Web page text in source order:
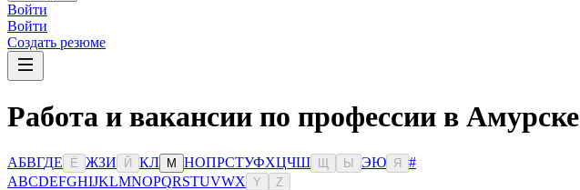
Войти
Войти
Создать резюме
Работа и вакансии по профессии в Амурске
АБВГДЕ Ё ЖЗИ Й КЛ М НОПРСТУФХЦЧШ Ы ЭЮ Я
#
ABCDEFGHIJKLMNOPQRSTUVWX Y Z